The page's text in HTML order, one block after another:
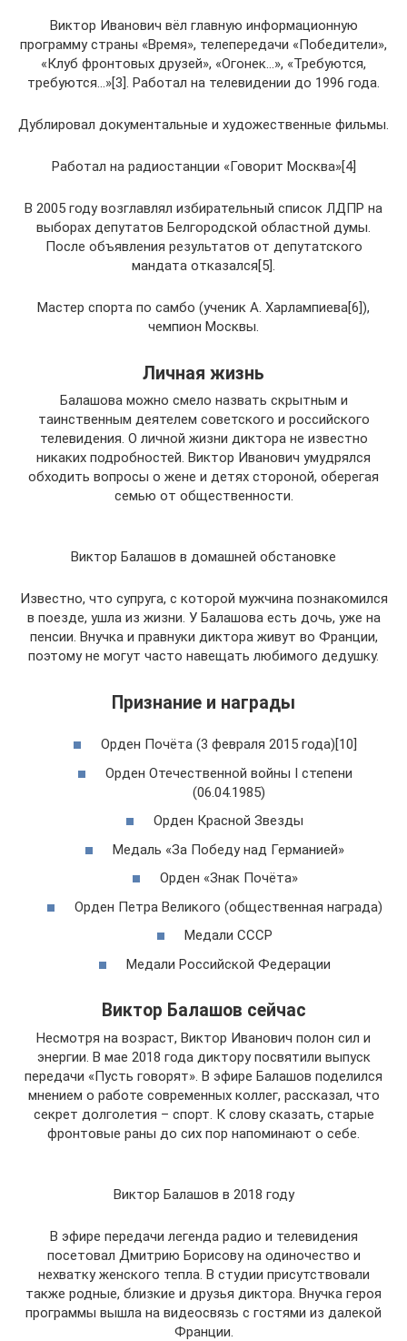
Виктор Иванович вёл главную информационную
программу страны «Время», телепередачи «Победители»,
«Клуб фронтовых друзей», «Огонек…», «Требуются,
требуются…»[3]. Работал на телевидении до 1996 года.
Дублировал документальные и художественные фильмы.
Работал на радиостанции «Говорит Москва»[4]
В 2005 году возглавлял избирательный список ЛДПР на
выборах депутатов Белгородской областной думы.
После объявления результатов от депутатского
мандата отказался[5].
Мастер спорта по самбо (ученик А. Харлампиева[6]),
чемпион Москвы.
Личная жизнь
Балашова можно смело назвать скрытным и
таинственным деятелем советского и российского
телевидения. О личной жизни диктора не известно
никаких подробностей. Виктор Иванович умудрялся
обходить вопросы о жене и детях стороной, оберегая
семью от общественности.
Виктор Балашов в домашней обстановке
Известно, что супруга, с которой мужчина познакомился
в поезде, ушла из жизни. У Балашова есть дочь, уже на
пенсии. Внучка и правнуки диктора живут во Франции,
поэтому не могут часто навещать любимого дедушку.
Признание и награды
Орден Почёта (3 февраля 2015 года)[10]
Орден Отечественной войны I степени
(06.04.1985)
Орден Красной Звезды
Медаль «За Победу над Германией»
Орден «Знак Почёта»
Орден Петра Великого (общественная награда)
Медали СССР
Медали Российской Федерации
Виктор Балашов сейчас
Несмотря на возраст, Виктор Иванович полон сил и
энергии. В мае 2018 года диктору посвятили выпуск
передачи «Пусть говорят». В эфире Балашов поделился
мнением о работе современных коллег, рассказал, что
секрет долголетия – спорт. К слову сказать, старые
фронтовые раны до сих пор напоминают о себе.
Виктор Балашов в 2018 году
В эфире передачи легенда радио и телевидения
посетовал Дмитрию Борисову на одиночество и
нехватку женского тепла. В студии присутствовали
также родные, близкие и друзья диктора. Внучка героя
программы вышла на видеосвязь с гостями из далекой
Франции.